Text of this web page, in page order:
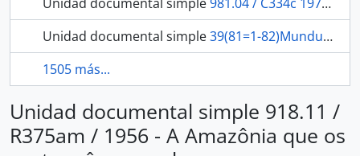
Unidad documental simple39(81=1-82)Munduruku / M978a / 1977 - The Rubber trade and the Mundurucu village
1505 más...
Unidad documental simple 918.11 /
R375am / 1956 - A Amazônia que os